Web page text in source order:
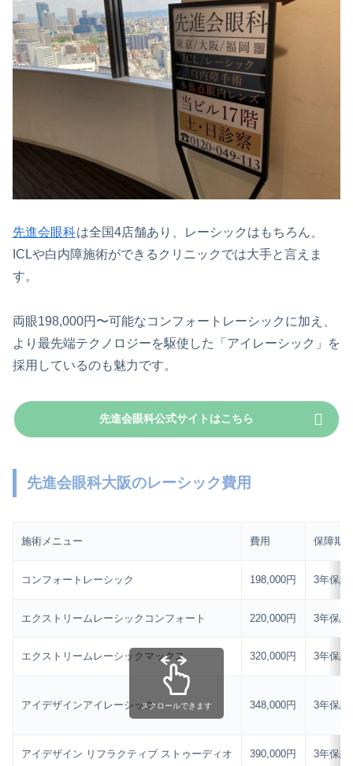
先進会眼科は全国4店舗あり、レーシックはもちろん、
ICLや白内障施術ができるクリニックでは大手と言えま
す。
両眼198,000円〜可能なコンフォートレーシックに加え、
より最先端テクノロジーを駆使した「アイレーシック」を
採用しているのも魅力です。
先進会眼科公式サイトはこちら
先進会眼科大阪のレーシック費用
施術メニュー 費用 保障期
コンフォートレーシック 198,000円 3年保証
エクストリームレーシックコンフォート 220,000円 3年保証
エクストリームレーシックマックス 320,000円 3年保証
アイデザインアイレーシック 348,000円 3年保証
アイデザイン リフラクティブ ストゥーディオ 390,000円 3年保証
スクロールできます